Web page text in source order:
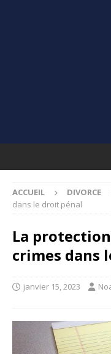
ACCUEIL DIVORCE
dans le droit pénal
La
crimes dans
janvier 15, 2023